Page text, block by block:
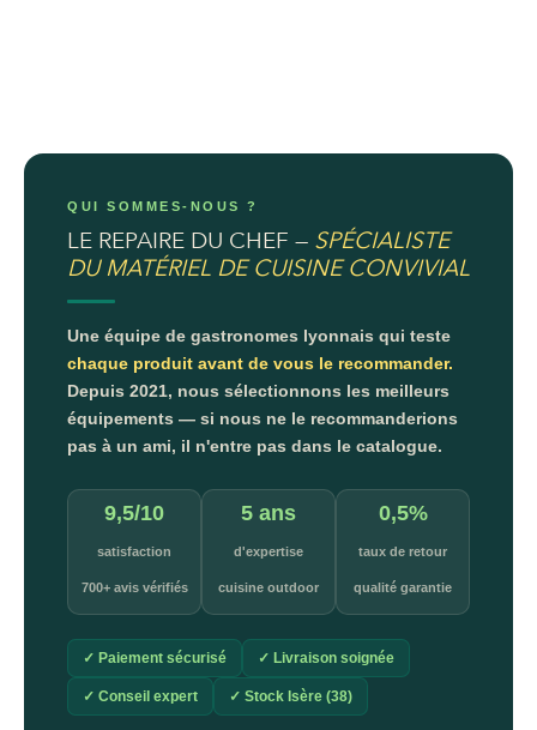
QUI SOMMES-NOUS ?
LE REPAIRE DU CHEF — SPÉCIALISTE
DU MATÉRIEL DE CUISINE CONVIVIAL
Une équipe de gastronomes lyonnais qui teste
chaque produit avant de vous le recommander.
Depuis 2021, nous sélectionnons les meilleurs
équipements — si nous ne le recommanderions
pas à un ami, il n'entre pas dans le catalogue.
9,5/10
satisfaction
700+ avis vérifiés
5 ans
d'expertise
cuisine outdoor
0,5%
taux de retour
qualité garantie
✓ Paiement sécurisé ✓ Livraison soignée
✓ Conseil expert ✓ Stock Isère (38)